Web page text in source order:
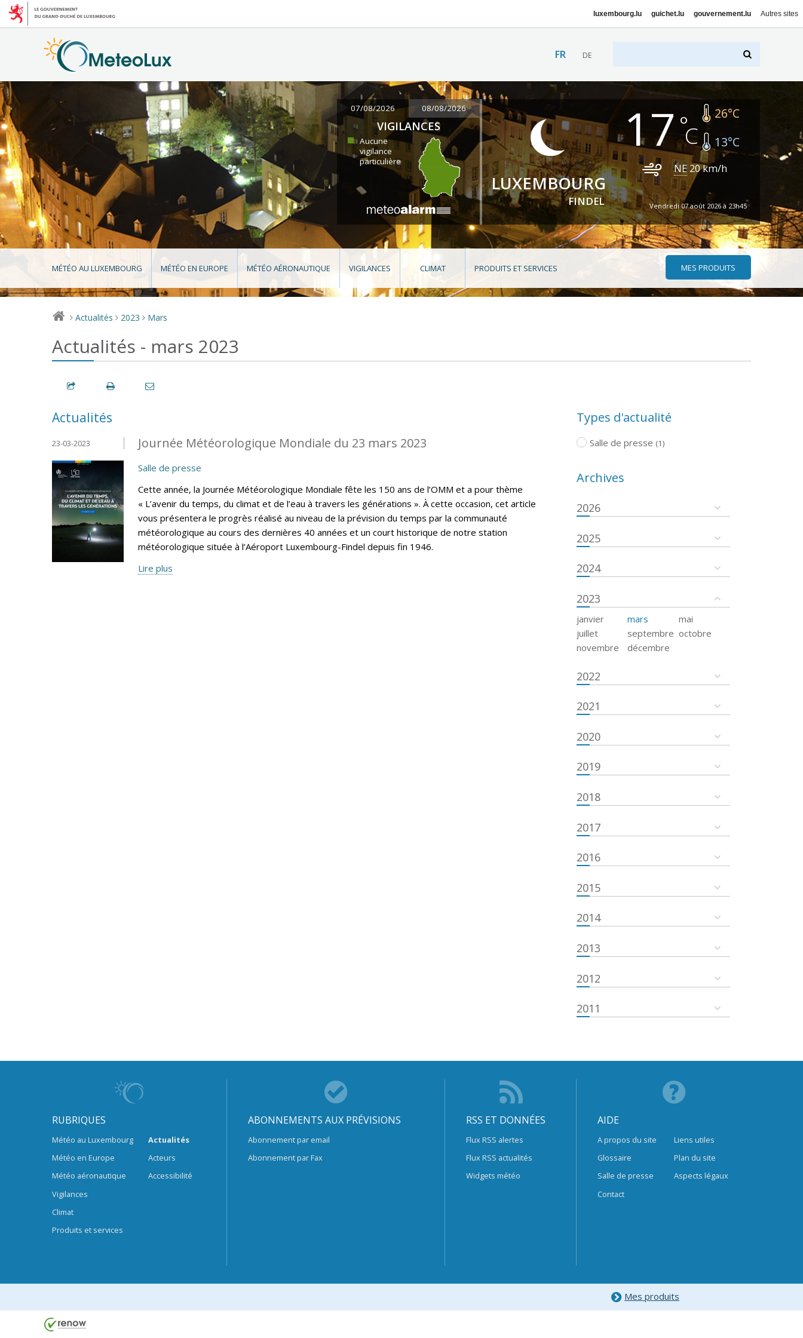
luxembourg.lu guichet.lu gouvernement.lu Autres sites
FR DE
07/08/2026 08/08/2026
VIGILANCES
Aucune
vigilance
particulière
LUXEMBOURG
FINDEL
17 26°C
13°C
NE 20km/h
Vendredi 07 août 2026 à 23h45
MÉTÉO AU LUXEMBOURG MÉTÉO EN EUROPE MÉTÉO AÉRONAUTIQUE VIGILANCES CLIMAT PRODUITS ET SERVICES MES PRODUITS
> Actualités > 2023 > Mars
Actualités - mars 2023
Actualités
Journée Météorologique Mondiale du 23 mars 2023
23-03-2023
Salle de presse
Cette année, la Journée Météorologique Mondiale fête les 150 ans de l’OMM et a pour thème
« L’avenir du temps, du climat et de l’eau à travers les générations ». À cette occasion, cet article
vous présentera le progrès réalisé au niveau de la prévision du temps par la communauté
météorologique au cours des dernières 40 années et un court historique de notre station
météorologique située à l’Aéroport Luxembourg-Findel depuis fin 1946.
Lire plus
Types d'actualité
Salle de presse (1)
Archives
2026
2025
2024
2023
janvier mars
mai
juillet
septembre octobre
novembre
décembre
2022
2021
2020
2019
2018
2017
2016
2015
2014
2013
2012
2011
RUBRIQUES
Météo au Luxembourg
Météo en Europe
Météo aéronautique
Vigilances
Climat
Produits et services
Actualités
Acteurs
Accessibilité
ABONNEMENTS AUX PRÉVISIONS
Abonnement par email
Abonnement par Fax
RSS ET DONNÉES
Flux RSS alertes
Flux RSS actualités
Widgets météo
AIDE
A propos du site
Glossaire
Salle de presse
Contact
Liens utiles
Plan du site
Aspects légaux
Mes produits